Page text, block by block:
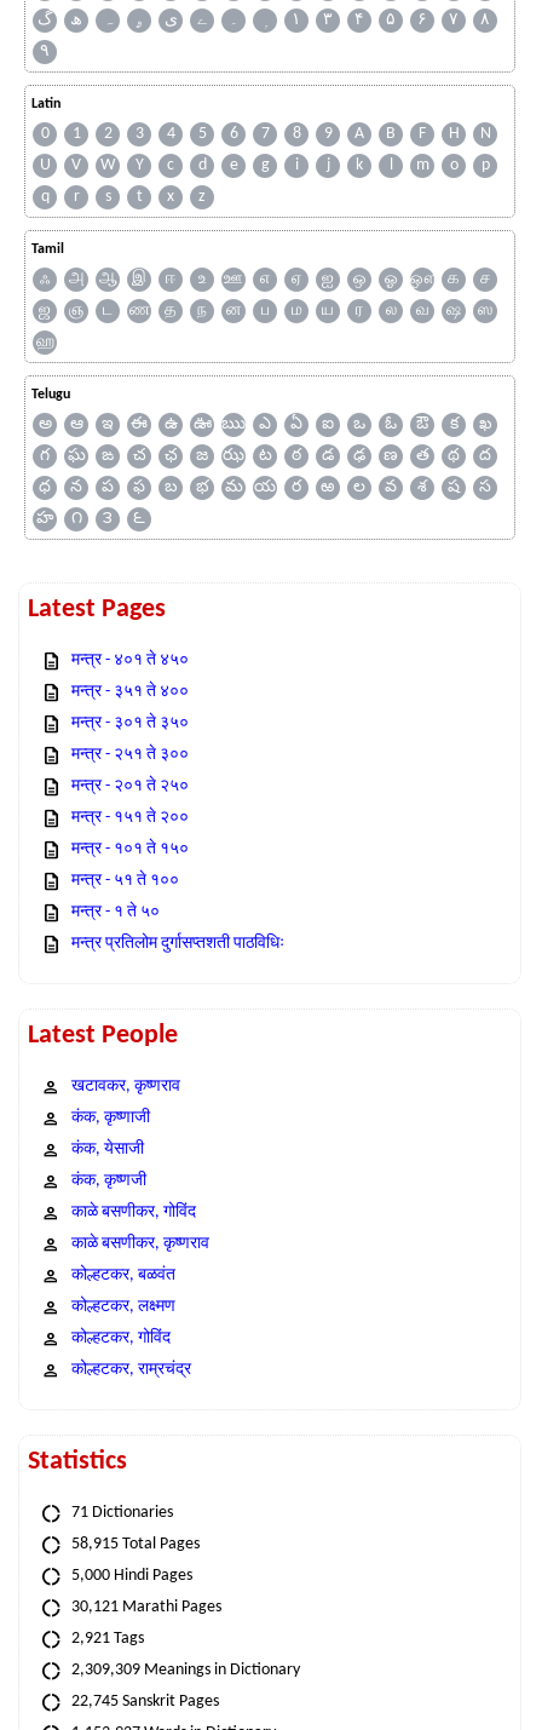
گ
ھ ہ ۄ ی ے ۔ ۱ ۳ ۴ ۵ ۶ ۷
۸
۹
Latin
0 1 2 3 4 5 6 7 8 9 A B F H
N
U
V W Y c d e g i j k l m o
p
q
r s t x z
Tamil
ஃ அ ஆ இ ஈ உ ஊ எ ஏ ஐ ஒ ஓ ஔ க
ச
ஜ
ஞ ட ண த ந ன ப ம ய ர ல வ ஷ
ஸ
ஹ
Telugu
అ ఆ ఇ ఈ ఉ ఊ ఋ ఎ ఏ ఐ ఒ ఓ ఔ క
ఖ
గ
ఘ ఙ చ ఛ జ ఝ ట ఠ డ ఢ ణ త థ
ద
ధ
న ప ఫ బ భ మ య ర ఱ ల వ శ ష
స
హ
౧ ౩ ౬
Latest Pages
मन्त्र - ४०१ ते ४५०
मन्त्र - ३५१ ते ४००
मन्त्र - ३०१ ते ३५०
मन्त्र - २५१ ते ३००
मन्त्र - २०१ ते २५०
मन्त्र - १५१ ते २००
मन्त्र - १०१ ते १५०
मन्त्र - ५१ ते १००
मन्त्र - १ ते ५०
मन्त्र प्रतिलोम दुर्गासप्तशती पाठविधिः
Latest People
खटावकर, कृष्णराव
कंक, कृष्णाजी
कंक, येसाजी
कंक, कृष्णजी
काळे बसणीकर, गोविंद
काळे बसणीकर, कृष्णराव
कोल्हटकर, बळवंत
कोल्हटकर, लक्ष्मण
कोल्हटकर, गोविंद
कोल्हटकर, राम्रचंद्र
Statistics
71 Dictionaries
58,915 Total Pages
5,000 Hindi Pages
30,121 Marathi Pages
2,921 Tags
2,309,309 Meanings in Dictionary
22,745 Sanskrit Pages